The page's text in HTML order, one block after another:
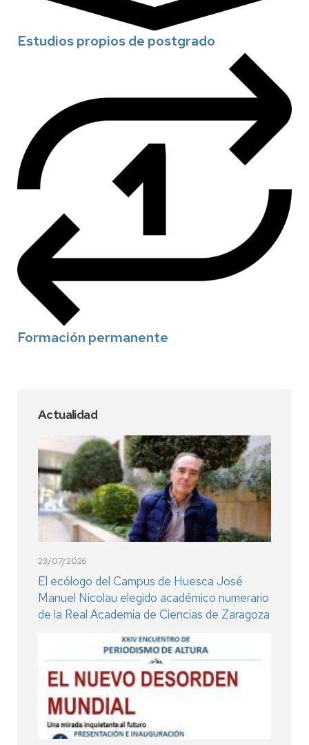
Estudios propios de postgrado
Formación permanente
Actualidad
23/07/2026
El ecólogo del Campus de Huesca José
Manuel Nicolau elegido académico numerario
de la Real Academia de Ciencias de Zaragoza